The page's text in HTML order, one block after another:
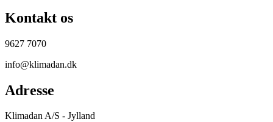
Kontakt os
9627 7070
info@klimadan.dk
Adresse
Klimadan A/S - Jylland